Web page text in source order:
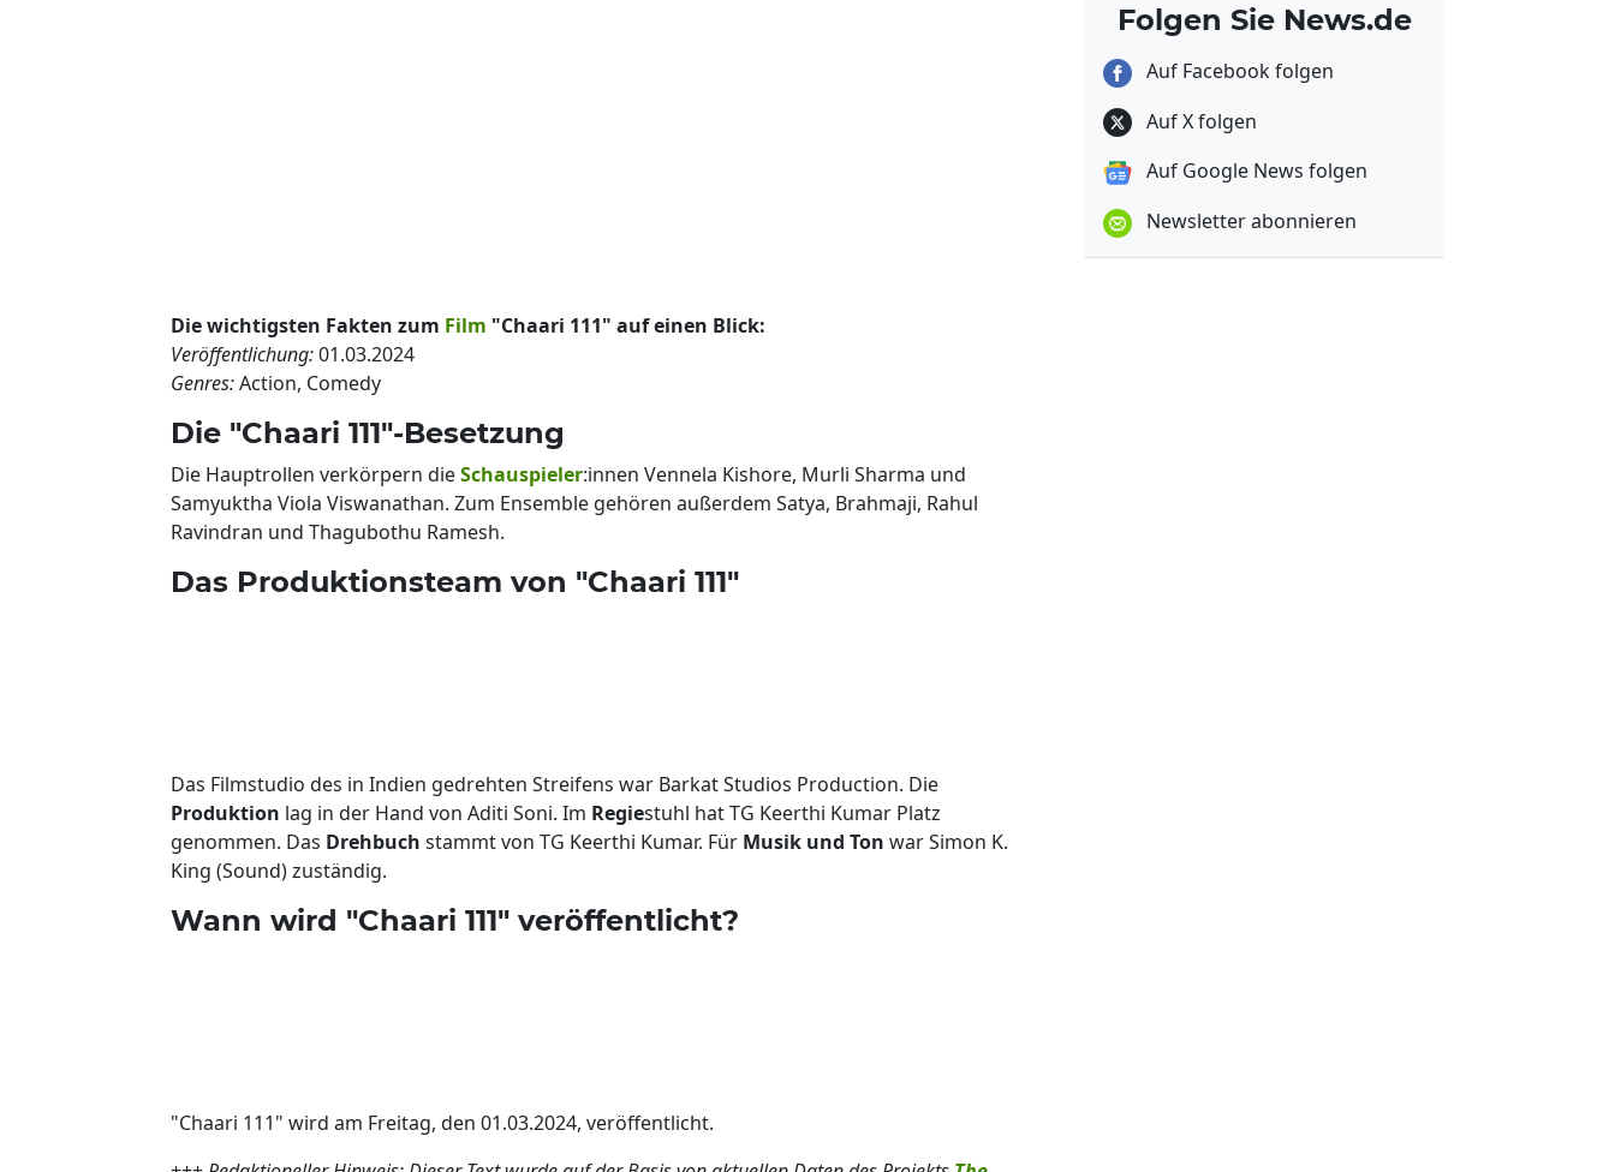
Die wichtigsten Fakten zum Film "Chaari 111" auf einen Blick:
Veröffentlichung:01.03.2024
Genres:Action, Comedy
Die "Chaari 111"-Besetzung
Die Hauptrollen verkörpern dieSchauspieler:innen Vennela Kishore, Murli Sharma und
Samyuktha Viola Viswanathan. Zum Ensemble gehören außerdem Satya, Brahmaji, Rahul
Ravindran und Thagubothu Ramesh.
Das Produktionsteam von "Chaari 111"
Das Filmstudio des in Indien gedrehten Streifens war Barkat Studios Production. Die
Produktion lag in der Hand von Aditi Soni. Im Regiestuhl hat TG Keerthi Kumar Platz
genommen. Das Drehbuch stammt von TG Keerthi Kumar. Für Musik und Ton war Simon K.
King (Sound) zuständig.
Wann wird "Chaari 111" veröffentlicht?
"Chaari 111" wird am Freitag, den 01.03.2024, veröffentlicht.
Folgen Sie News.de
Auf Facebook folgen
Auf X folgen
Auf Google News folgen
Newsletter abonnieren